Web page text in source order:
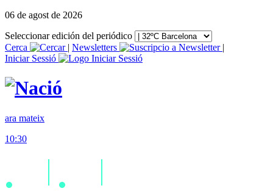
06 de agost de 2026
Seleccionar edición del periódico
Cerca
| Newsletters
|
Iniciar Sessió
ara mateix
10:30